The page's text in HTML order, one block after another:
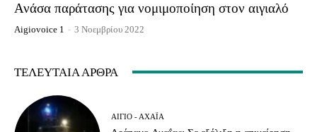
Ανάσα παράτασης για νομιμοποίηση στον αιγιαλό
Aigiovoice 1 - 3 Νοεμβρίου 2022
ΤΕΛΕΥΤΑΊΑ ΆΡΘΡΑ
ΑΊΓΙΟ - ΑΧΑΪ́Α